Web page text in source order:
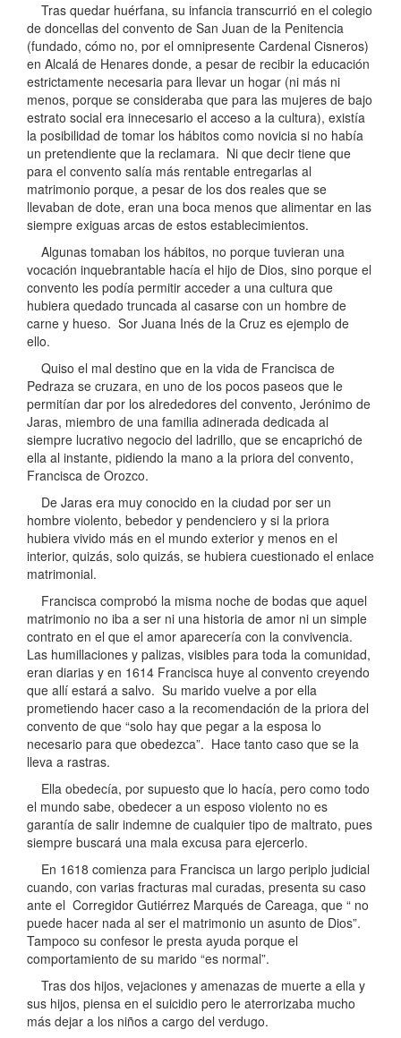
Tras quedar huérfana, su infancia transcurrió en el colegio
de doncellas del convento de San Juan de la Penitencia
(fundado, cómo no, por el omnipresente Cardenal Cisneros)
en Alcalá de Henares donde, a pesar de recibir la educación
estrictamente necesaria para llevar un hogar (ni más ni
menos, porque se consideraba que para las mujeres de bajo
estrato social era innecesario el acceso a la cultura), existía
la posibilidad de tomar los hábitos como novicia si no había
un pretendiente que la reclamara. Ni que decir tiene que
para el convento salía más rentable entregarlas al
matrimonio porque, a pesar de los dos reales que se
llevaban de dote, eran una boca menos que alimentar en las
siempre exiguas arcas de estos establecimientos.
Algunas tomaban los hábitos, no porque tuvieran una
vocación inquebrantable hacía el hijo de Dios, sino porque el
convento les podía permitir acceder a una cultura que
hubiera quedado truncada al casarse con un hombre de
carne y hueso. Sor Juana Inés de la Cruz es ejemplo de
ello.
Quiso el mal destino que en la vida de Francisca de
Pedraza se cruzara, en uno de los pocos paseos que le
permitían dar por los alrededores del convento, Jerónimo de
Jaras, miembro de una familia adinerada dedicada al
siempre lucrativo negocio del ladrillo, que se encaprichó de
ella al instante, pidiendo la mano a la priora del convento,
Francisca de Orozco.
De Jaras era muy conocido en la ciudad por ser un
hombre violento, bebedor y pendenciero y si la priora
hubiera vivido más en el mundo exterior y menos en el
interior, quizás, solo quizás, se hubiera cuestionado el enlace
matrimonial.
Francisca comprobó la misma noche de bodas que aquel
matrimonio no iba a ser ni una historia de amor ni un simple
contrato en el que el amor aparecería con la convivencia.
Las humillaciones y palizas, visibles para toda la comunidad,
eran diarias y en 1614 Francisca huye al convento creyendo
que allí estará a salvo. Su marido vuelve a por ella
prometiendo hacer caso a la recomendación de la priora del
convento de que “solo hay que pegar a la esposa lo
necesario para que obedezca”. Hace tanto caso que se la
lleva a rastras.
Ella obedecía, por supuesto que lo hacía, pero como todo
el mundo sabe, obedecer a un esposo violento no es
garantía de salir indemne de cualquier tipo de maltrato, pues
siempre buscará una mala excusa para ejercerlo.
En 1618 comienza para Francisca un largo periplo judicial
cuando, con varias fracturas mal curadas, presenta su caso
ante el Corregidor Gutiérrez Marqués de Careaga, que “ no
puede hacer nada al ser el matrimonio un asunto de Dios”.
Tampoco su confesor le presta ayuda porque el
comportamiento de su marido “es normal”.
Tras dos hijos, vejaciones y amenazas de muerte a ella y
sus hijos, piensa en el suicidio pero le aterrorizaba mucho
más dejar a los niños a cargo del verdugo.